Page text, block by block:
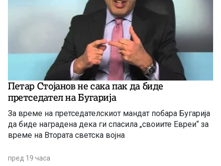
Петар Стојанов не сака пак да биде
претседатeл на Бугарија
За време на претседателскиот мандат побара Бугарија
да биде наградена дека ги спасила „своиите Евреи“ за
време на Втората светска војна
пред 19 часа